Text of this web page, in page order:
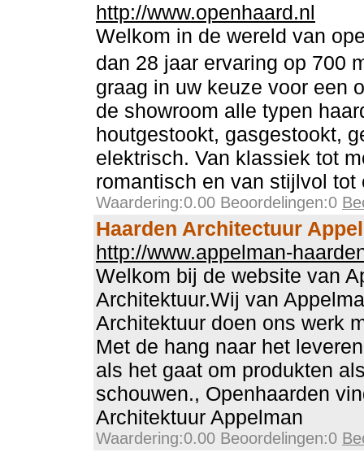
http://www.openhaard.nl
Welkom in de wereld van
dan 28 jaar ervaring op 700
graag in uw keuze voor een
de showroom alle typen
houtgestookt, gasgestookt,
elektrisch. Van klassiek tot
romantisch en van stijlvol tot
Waardering:0.00 Beoordelingen:0
Haarden Architectuur
http://www.appelman-
Welkom bij de website van
Architektuur.Wij van
Architektuur doen ons werk
Met de hang naar het
als het gaat om produkten
schouwen., Openhaarden
Architektuur Appelman
Waardering:0.00 Beoordelingen:0